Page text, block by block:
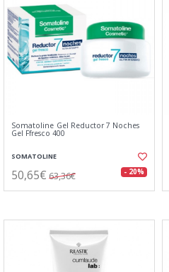
Somatoline Gel Reductor 7 Noches
Gel Ffresco 400
SOMATOLINE
50,65€ 63,36€ - 20%